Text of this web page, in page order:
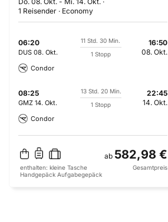
1 Reisender
Economy
06:20
DUS 08. Okt.
11 Std. 30 Min.
1 Stopp
16:50
08. Okt.
Condor
08:25
GMZ 14. Okt.
13 Std. 20 Min.
1 Stopp
22:45
14. Okt.
Condor
ab 582,98 €
enthalten: kleine Tasche
Handgepäck Aufgabegepäck
Gesamtpreis